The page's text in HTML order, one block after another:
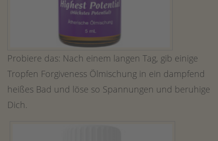
Probiere das: Nach einem langen Tag, gib einige
Tropfen Forgiveness Ölmischung in ein dampfend
heißes Bad und löse so Spannungen und beruhige
Dich.